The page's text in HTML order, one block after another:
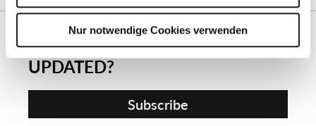
Zustimmung mit der Schaltfläche „Ablehnen“ verweigern.
Nur notwendige Cookies verwenden
weißscherbiger Keramik. Material und Lichtspiele
verleihen den architektonischen Oberflächen dekorative
Tiefe.
WISH TO STAY ALWAYS
UPDATED?
Subscribe